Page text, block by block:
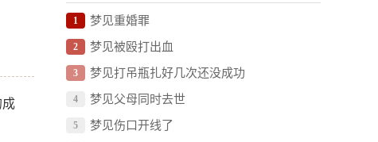
成
1 梦见重婚罪
2 梦见被殴打出血
3 梦见打吊瓶扎好几次还没成功
4 梦见父母同时去世
5 梦见伤口开线了